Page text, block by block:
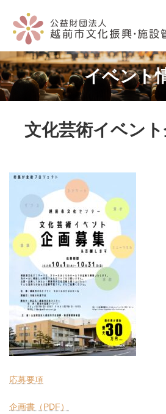
へ
ス
キ
ッ
プ
ョ
ン
に
移
動
イベント
文化芸術イベント
応募要項
企画書（PDF）